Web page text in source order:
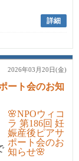
詳細
2026年03月20日(金)
ート会のお知